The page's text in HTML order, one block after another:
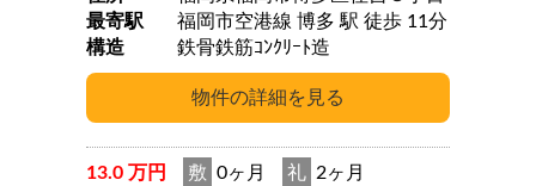
最寄駅
福岡市空港線 博多 駅 徒歩 11分
構造
鉄骨鉄筋ｺﾝｸﾘｰﾄ造
13.0 万円 敷 0ヶ月 礼 2ヶ月